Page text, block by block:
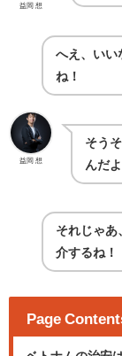
益岡 想
へえ、いい
ね！
益岡 想
そう
んだよ
それじゃあ
介するね！
Page